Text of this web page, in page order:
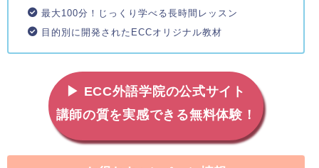
最大100分！じっくり学べる長時間レッスン
目的別に開発されたECCオリジナル教材
▶ ECC外語学院の公式サイト
講師の質を実感できる無料体験！